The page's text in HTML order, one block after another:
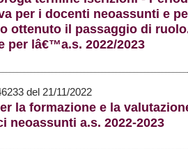
per i docenti neoassunti e
ottenuto il passaggio di
lâ€™a.s. 2022/2023
del 21/11/2022
la formazione e la
neoassunti a.s. 2022-2023